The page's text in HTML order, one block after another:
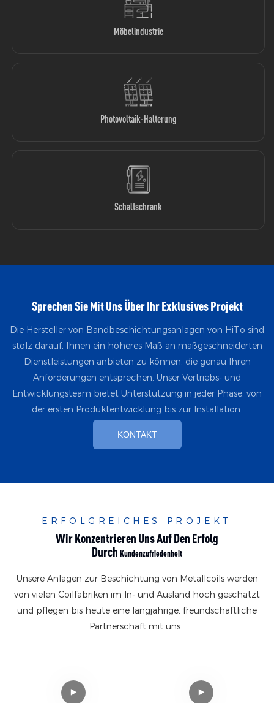
Möbelindustrie
Photovoltaik-Halterung
Schaltschrank
Sprechen Sie Mit Uns Über Ihr Exklusives Projekt
Die Hersteller von Bandbeschichtungsanlagen von HiTo sind
stolz darauf, Ihnen ein höheres Maß an maßgeschneiderten
Dienstleistungen anbieten zu können, die genau Ihren
Anforderungen entsprechen. Unser Vertriebs- und
Entwicklungsteam bietet Unterstützung in jeder Phase, von
der ersten Produktentwicklung bis zur Installation.
KONTAKT
ERFOLGREICHES PROJEKT
Wir Konzentrieren Uns Auf Den Erfolg
Durch Kundenzufriedenheit
Unsere Anlagen zur Beschichtung von Metallcoils werden
von vielen Coilfabriken im In- und Ausland hoch geschätzt
und pflegen bis heute eine langjährige, freundschaftliche
Partnerschaft mit uns.